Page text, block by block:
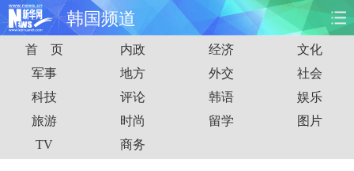
韩国频道
首页 时政 国际 财经
娱乐 体育 人事 教育
时尚 思客
首 页 内政 经济
文化
军事
地方 外交
社会
科技
评论 韩语
娱乐
旅游
时尚 留学
图片
TV
商务